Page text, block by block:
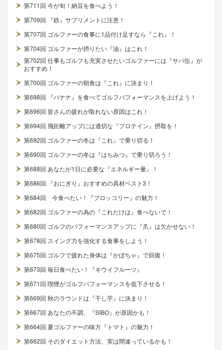
第711回 今が旬！納豆を食べよう！
第709回 『鉄』サプリメントに注意！
第707回 ゴルファーの食事に1品付け足すなら『これ』！
第704回 ゴルファーが摂りたい『油』はこれ！
第702回 仕事もゴルフも充実させたいゴルファーには『サバ缶』が
おすすめ！
第700回 ゴルファーの朝食は『これ』に決まり！
第698回 『バナナ』を食べてゴルフパフォーマンスを上げよう！
第696回 皆さんの疲れが取れない原因はこれ！
第694回 飛距離アップには適切な『プロテイン』摂取を！
第692回 ゴルファーの冬は『これ』で乗り切る！
第690回 ゴルファーの冬は『はちみつ』で乗り切ろう！
第688回 あなたが1日に必要な『エネルギー量』！
第686回 『おにぎり』おすすめの具材ベスト3！
第684回 今食べたい！『ブロッコリー』の魅力！
第682回 ゴルファーの為の『これだけは』食べないで！
第680回 ゴルフのパフォーマンスアップに『爪』は欠かせない！
第678回 スイング力を強化する食事をしよう！
第675回 ゴルフで疲れた身体は『かぼちゃ』で回復！
第673回 毎日食べたい！『キウイフルーツ』
第671回 喫煙がゴルフパフォーマンスを低下させる！
第669回 秋のラウンドは『干し芋』に決まり！
第667回 あなたの不調、『SIBO』が原因かも！
第664回 夏ゴルファーの味方『トマト』の魅力！
第662回 そのダイエット方法、実は間違っているかも！